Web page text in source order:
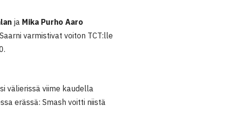
ja Mika Purho Aaro
varmistivat voiton TCT:lle
välierissä viime kaudella
erässä: Smash voitti niistä